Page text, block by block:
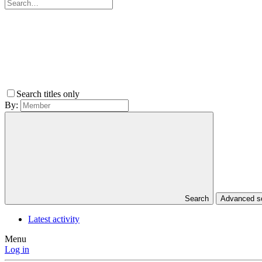
Search titles only
By:
Search Advanced
Latest activity
Menu
Log in